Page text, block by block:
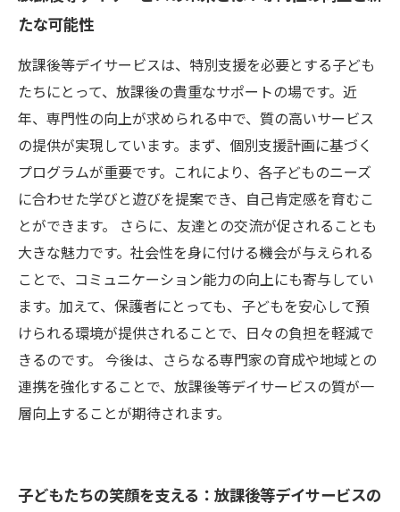
たな可能性
放課後等デイサービスは、特別支援を必要とする子ども
たちにとって、放課後の貴重なサポートの場です。近
年、専門性の向上が求められる中で、質の高いサービス
の提供が実現しています。まず、個別支援計画に基づく
プログラムが重要です。これにより、各子どものニーズ
に合わせた学びと遊びを提案でき、自己肯定感を育むこ
とができます。 さらに、友達との交流が促されることも
大きな魅力です。社会性を身に付ける機会が与えられる
ことで、コミュニケーション能力の向上にも寄与してい
ます。加えて、保護者にとっても、子どもを安心して預
けられる環境が提供されることで、日々の負担を軽減で
きるのです。 今後は、さらなる専門家の育成や地域との
連携を強化することで、放課後等デイサービスの質が一
層向上することが期待されます。
子どもたちの笑顔を支える：放課後等デイサービスの